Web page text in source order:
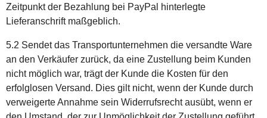
Zeitpunkt der Bezahlung bei PayPal hinterlegte
Lieferanschrift maßgeblich.
5.2 Sendet das Transportunternehmen die versandte Ware
an den Verkäufer zurück, da eine Zustellung beim Kunden
nicht möglich war, trägt der Kunde die Kosten für den
erfolglosen Versand. Dies gilt nicht, wenn der Kunde durch
verweigerte Annahme sein Widerrufsrecht ausübt, wenn er